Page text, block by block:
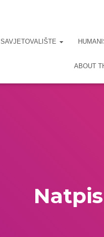
SAVJETOVALIŠTE
ABOUT